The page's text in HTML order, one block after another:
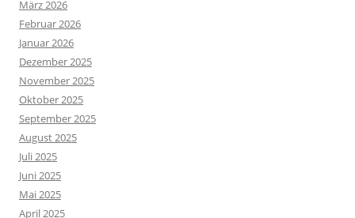
März 2026
Februar 2026
Januar 2026
Dezember 2025
November 2025
Oktober 2025
September 2025
August 2025
Juli 2025
Juni 2025
Mai 2025
April 2025